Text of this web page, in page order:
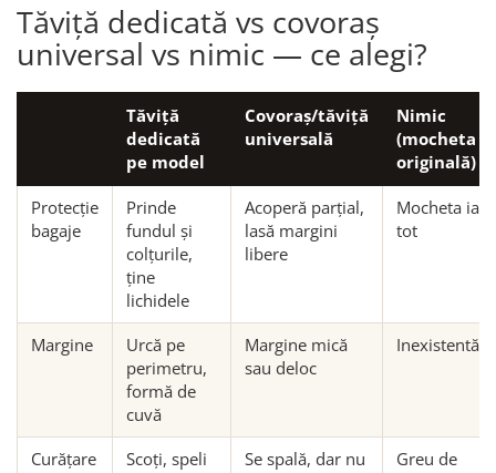
Tăviță dedicată vs covoraș
universal vs nimic — ce alegi?
Tăviță
dedicată
pe model
Covoraș/tăviță
universală
Nimic
(mocheta
originală)
Protecție
bagaje
Prinde
fundul și
colțurile,
ține
lichidele
Acoperă parțial,
lasă margini
libere
Mocheta ia
tot
Margine
Urcă pe
perimetru,
formă de
cuvă
Margine mică
sau deloc
Inexistentă
Curățare
Scoți, speli
Se spală, dar nu
Greu de